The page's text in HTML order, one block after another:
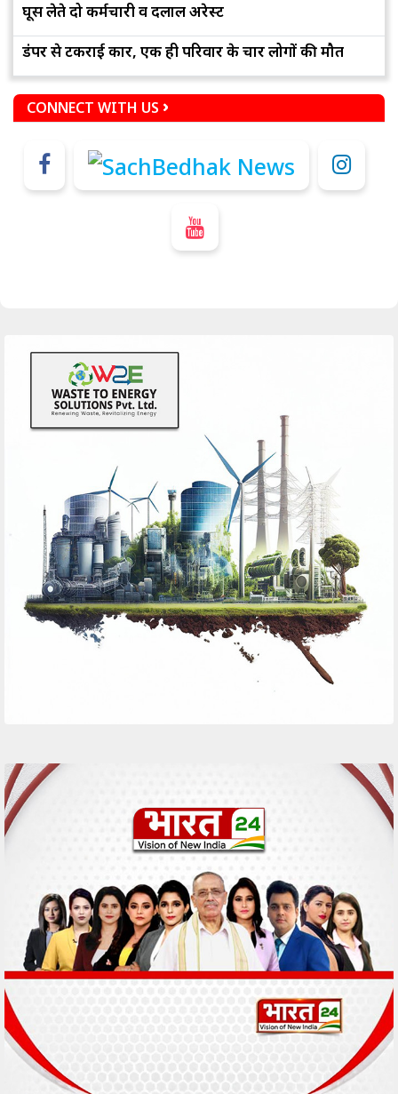
घूस लेते दो कर्मचारी व दलाल अरेस्ट
डंपर से टकराई कार, एक ही परिवार के चार लोगों की मौत
CONNECT WITH US